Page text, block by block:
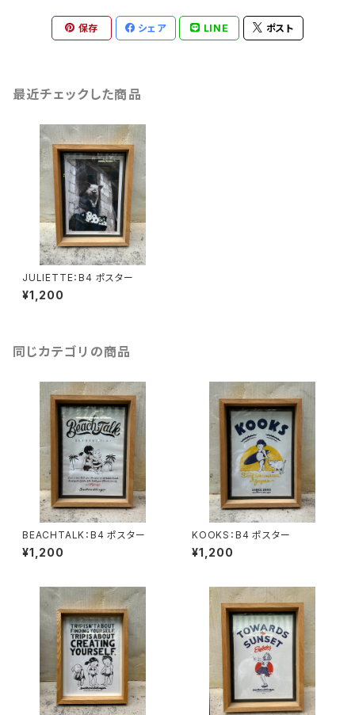
保存 シェア LINE ポスト
最近チェックした商品
JULIETTE：B4 ポスター
¥1,200
同じカテゴリの商品
BEACHTALK：B4 ポスター
¥1,200
KOOKS：B4 ポスター
¥1,200